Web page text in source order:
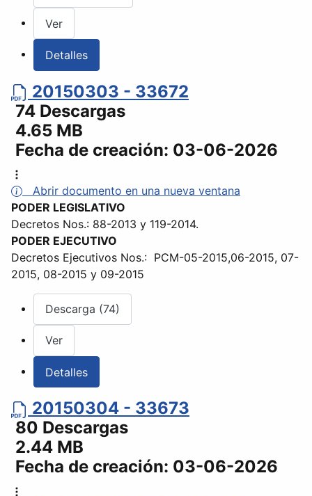
Ver
Detalles
20150303 - 33672
74 Descargas
4.65 MB
Fecha de creación: 03-06-2026
Abrir documento en una nueva ventana
PODER LEGISLATIVO
Decretos Nos.: 88-2013 y 119-2014.
PODER EJECUTIVO
Decretos Ejecutivos Nos.: PCM-05-2015,06-2015, 07-
2015, 08-2015 y 09-2015
Descarga (74)
Ver
Detalles
20150304 - 33673
80 Descargas
2.44 MB
Fecha de creación: 03-06-2026